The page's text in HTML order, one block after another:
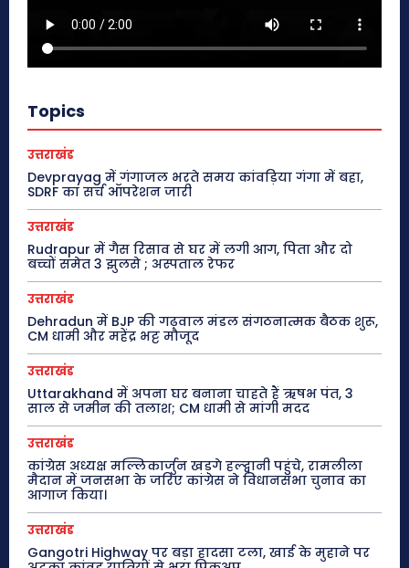
Topics
उत्तराखंड
Devprayag में गंगाजल भरते समय कांवड़िया गंगा में बहा,
SDRF का सर्च ऑपरेशन जारी
उत्तराखंड
Rudrapur में गैस रिसाव से घर में लगी आग, पिता और दो
बच्चों समेत 3 झुलसे ; अस्पताल रेफर
उत्तराखंड
Dehradun में BJP की गढ़वाल मंडल संगठनात्मक बैठक शुरू,
CM धामी और महेंद्र भट्ट मौजूद
उत्तराखंड
Uttarakhand में अपना घर बनाना चाहते हैं ऋषभ पंत, 3
साल से जमीन की तलाश; CM धामी से मांगी मदद
उत्तराखंड
कांग्रेस अध्यक्ष मल्लिकार्जुन खड़गे हल्द्वानी पहुंचे, रामलीला
मैदान में जनसभा के जरिए कांग्रेस ने विधानसभा चुनाव का
आगाज किया।
उत्तराखंड
Gangotri Highway पर बड़ा हादसा टला, खाई के मुहाने पर